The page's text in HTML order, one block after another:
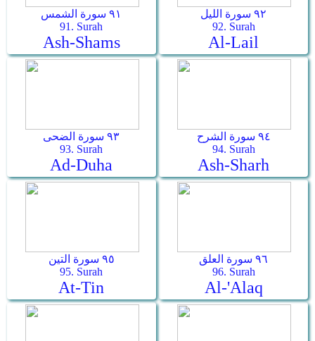
٩١ سورة الشمس
91. Surah
Ash-Shams
٩٢ سورة الليل
92. Surah
Al-Lail
٩٣ سورة الضحى
93. Surah
Ad-Duha
٩٤ سورة الشرح
94. Surah
Ash-Sharh
٩٥ سورة التين
95. Surah
At-Tin
٩٦ سورة العلق
96. Surah
Al-'Alaq